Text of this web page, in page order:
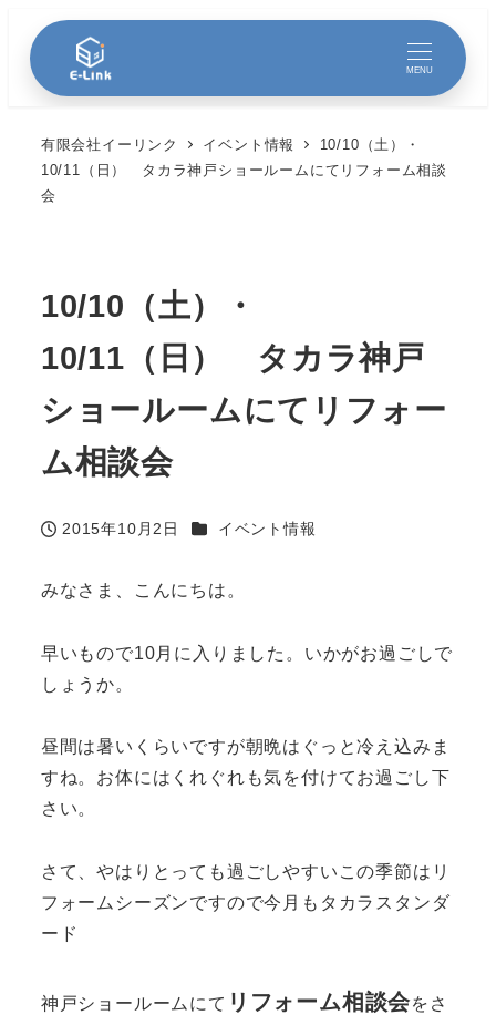
MENU
有限会社イーリンク イベント情報
10/10（土）・
10/11（日） タカラ神戸ショールームにてリフォーム相談
会
10/10（土）・
10/11（日） タカラ神戸
ショールームにてリフォー
ム相談会
投稿日
2015年10月2日 カテゴリー
イベント情報
みなさま、こんにちは。
早いもので10月に入りました。いかがお過ごしで
しょうか。
昼間は暑いくらいですが朝晩はぐっと冷え込みま
すね。お体にはくれぐれも気を付けてお過ごし下
さい。
さて、やはりとっても過ごしやすいこの季節はリ
フォームシーズンですので今月もタカラスタンダ
ード
神戸ショールームにて リフォーム相談会をさ